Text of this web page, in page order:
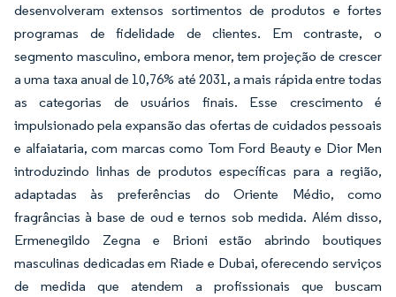
desenvolveram extensos sortimentos de produtos e fortes
programas de fidelidade de clientes. Em contraste, o
segmento masculino, embora menor, tem projeção de crescer
a uma taxa anual de 10,76% até 2031, a mais rápida entre todas
as categorias de usuários finais. Esse crescimento é
impulsionado pela expansão das ofertas de cuidados pessoais
e alfaiataria, com marcas como Tom Ford Beauty e Dior Men
introduzindo linhas de produtos específicas para a região,
adaptadas às preferências do Oriente Médio, como
fragrâncias à base de oud e ternos sob medida. Além disso,
Ermenegildo Zegna e Brioni estão abrindo boutiques
masculinas dedicadas em Riade e Dubai, oferecendo serviços
de medida que atendem a profissionais que buscam